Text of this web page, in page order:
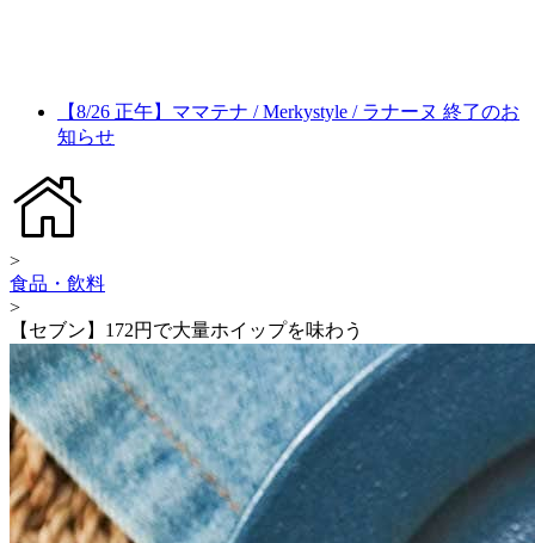
【8/26 正午】ママテナ / Merkystyle / ラナーヌ 終了のお
知らせ
>
食品・飲料
>
【セブン】172円で大量ホイップを味わう